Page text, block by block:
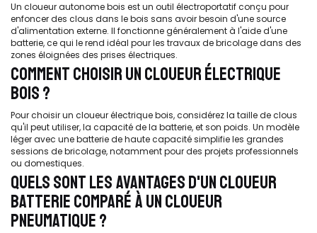
Un cloueur autonome bois est un outil électroportatif conçu pour
enfoncer des clous dans le bois sans avoir besoin d'une source
d'alimentation externe. Il fonctionne généralement à l'aide d'une
batterie, ce qui le rend idéal pour les travaux de bricolage dans des
zones éloignées des prises électriques.
COMMENT CHOISIR UN CLOUEUR ÉLECTRIQUE
BOIS ?
Pour choisir un cloueur électrique bois, considérez la taille de clous
qu'il peut utiliser, la capacité de la batterie, et son poids. Un modèle
léger avec une batterie de haute capacité simplifie les grandes
sessions de bricolage, notamment pour des projets professionnels
ou domestiques.
QUELS SONT LES AVANTAGES D'UN CLOUEUR
BATTERIE COMPARÉ À UN CLOUEUR
PNEUMATIQUE ?